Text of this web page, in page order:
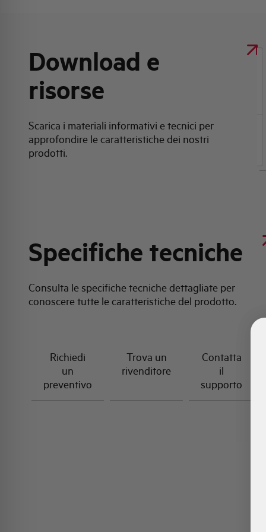
Download e
risorse
Scarica i materiali informativi e tecnici per
approfondire le caratteristiche dei nostri
prodotti.
Clicca qui per scaricare: Scheda tecnica
prodotto
Scheda tecnica prodotto
Specifiche tecniche
Consulta le specifiche tecniche dettagliate per
conoscere tutte le caratteristiche del prodotto.
Richiedi
un
preventivo
Trova un
rivenditore
Contatta
il
supporto